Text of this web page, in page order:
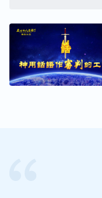
人这样议论他？就
是普通的人，不是
其实，既是道成肉
看到神穿上的肉身